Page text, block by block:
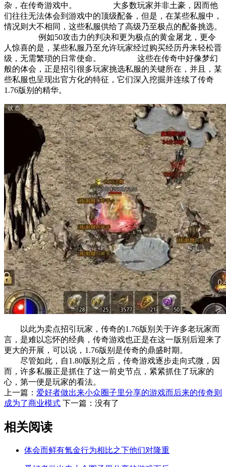
杂，在传奇游戏中。 大多数玩家并非土豪，因而他
们往往无法体会到游戏中的顶级配备，但是，在某些私服中，
情况则大不相同，这些私服供给了高级乃至极点的配备挑选。
例如50攻击力的判决和更为极点的黄金屠龙，更令
人惊喜的是，某些私服乃至允许玩家经过购买经历丹来轻松晋
级，无需繁琐的日常使命。 这些在传奇中好像梦幻
般的体会，正是招引很多玩家挑选私服的关键所在，并且，某
些私服也呈现出官方化的特征，它们深入挖掘并连续了传奇
1.76版别的精华。
以此为卖点招引玩家，传奇的1.76版别关于许多老玩家而
言，是难以忘怀的经典，传奇游戏也正是在这一版别后迎来了
更大的开展，可以说，1.76版别是传奇的鼎盛时期。
尽管如此，自1.80版别之后，传奇游戏逐步走向式微，因
而，许多私服正是抓住了这一前史节点，紧紧抓住了玩家的
心，第一便是玩家的看法。
上一篇： 爱好者做出来小众圈子里分享的游戏而后来的传奇则
成为了商业模式 下一篇：没有了
相关阅读
体会而鲜有氪金行为相比之下他们对隆重